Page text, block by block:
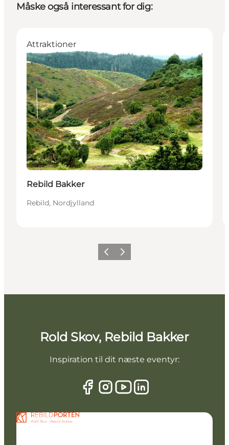
Måske også interessant for dig:
Attraktioner
Rebild Bakker
Rebild, Nordjylland
Forrige billede
Næste billede
Rold Skov, Rebild Bakker
Inspiration til dit næste eventyr: